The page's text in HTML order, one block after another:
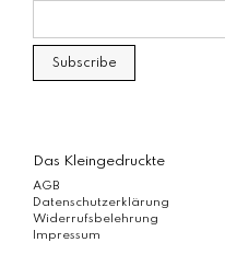
Das Kleingedruckte
AGB
Datenschutzerklärung
Widerrufsbelehrung
Impressum